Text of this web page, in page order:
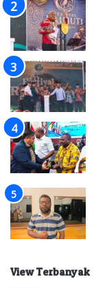
View Terbanyak